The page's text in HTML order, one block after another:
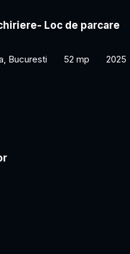
Loc de parcare
Bucuresti 52 mp 2025